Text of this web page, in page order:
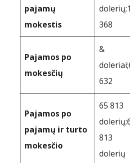
pajamų
mokestis
368
Pajamos po
mokesčių
&
632
Pajamos po
pajamų ir turto
mokesčio
65 813
813
dolerių